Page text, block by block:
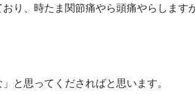
り、時たま関節痛やら頭痛やらします
と思ってくださればと思います。